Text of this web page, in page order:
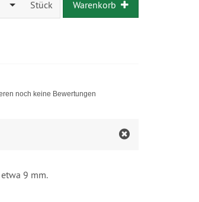
Stück Warenkorb
noch keine Bewertungen
9 mm.